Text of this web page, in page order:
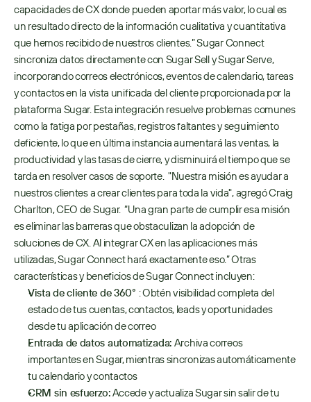
capacidades de CX donde pueden aportar más valor, lo cual es
un resultado directo de la información cualitativa y cuantitativa
que hemos recibido de nuestros clientes.” Sugar Connect
sincroniza datos directamente con Sugar Sell y Sugar Serve,
incorporando correos electrónicos, eventos de calendario, tareas
y contactos en la vista unificada del cliente proporcionada por la
plataforma Sugar. Esta integración resuelve problemas comunes
como la fatiga por pestañas, registros faltantes y seguimiento
deficiente, lo que en última instancia aumentará las ventas, la
productividad y las tasas de cierre, y disminuirá el tiempo que se
tarda en resolver casos de soporte.  "Nuestra misión es ayudar a
nuestros clientes a crear clientes para toda la vida", agregó Craig
Charlton, CEO de Sugar.  “Una gran parte de cumplir esa misión
es eliminar las barreras que obstaculizan la adopción de
soluciones de CX. Al integrar CX en las aplicaciones más
utilizadas, Sugar Connect hará exactamente eso.” Otras
características y beneficios de Sugar Connect incluyen:
Vista de cliente de 360° : Obtén visibilidad completa del
estado de tus cuentas, contactos, leads y oportunidades
desde tu aplicación de correo
Entrada de datos automatizada: Archiva correos
importantes en Sugar, mientras sincronizas automáticamente
tu calendario y contactos
CRM sin esfuerzo: Accede y actualiza Sugar sin salir de tu